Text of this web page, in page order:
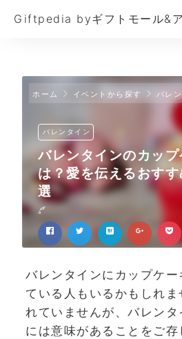
Giftpedia byギフトモール&
ホーム イベントから探す バレ
バレンタイン
バレンタインのカッ
は？愛を伝えるおす
選
バレンタインにカップケー
ている人もいるかもしれ
れていませんが、バレン
には意味があることをご存